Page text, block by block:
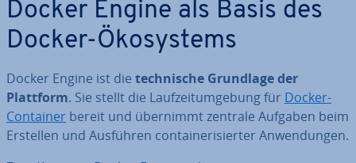
Docker Engine als Basis des
Docker-Öko­sys­tems
Docker Engine ist die tech­ni­sche Grundlage der
Plattform. Sie stellt die Lauf­zeit­um­ge­bung für Docker-
Container bereit und übernimmt zentrale Aufgaben beim
Erstellen und Ausführen con­tai­ne­ri­sier­ter An­wen­dun­gen.